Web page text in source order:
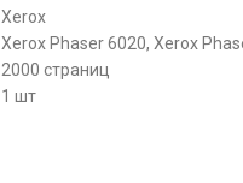
Xerox
Xerox Phaser 6020, Xerox
2000 страниц
1 шт